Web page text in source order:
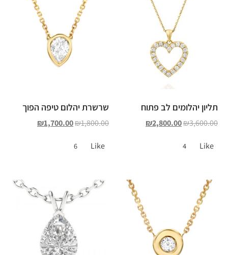
תליון יהלומים לב פתוח
₪3,600.00
₪2,800.00
Like
4
שרשרת יהלום טיפה הפוך
₪1,800.00
₪1,700.00
Like
6